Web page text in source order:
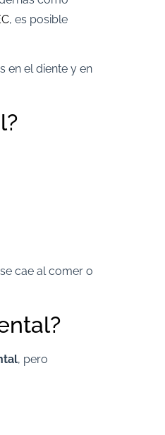
, es posible
en el diente y en
cae al comer o
, pero